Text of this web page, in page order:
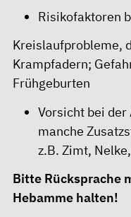
Risikofaktoren
Kreislaufprobleme,
Krampfadern;
Frühgeburten
Vorsicht bei der
manche
z.B. Zimt,
Bitte Rücksprache
Hebamme halten!